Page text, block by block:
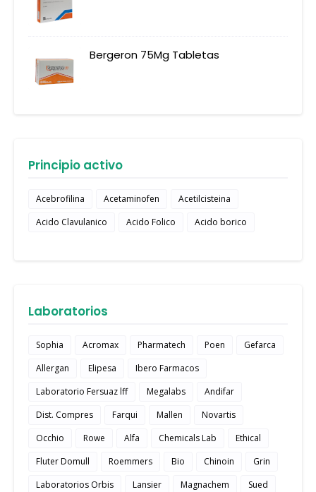
Bergeron 75Mg Tabletas
Principio activo
Acebrofilina Acetaminofen
Acetilcisteina
Acido Clavulanico
Acido Folico Acido borico
Laboratorios
Sophia Acromax Pharmatech Poen
Gefarca
Allergan
Elipesa
Ibero Farmacos
Laboratorio Fersuaz lff
Megalabs
Andifar
Dist. Compres
Farqui Mallen
Novartis
Occhio
Rowe Alfa Chemicals Lab
Ethical
Fluter Domull
Roemmers Bio Chinoin
Grin
Laboratorios Orbis
Lansier Magnachem Sued